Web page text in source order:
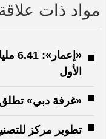
مواد ذات علاقة
الأول
«غرفة دبي»
تطوير مركز للتصنيع في